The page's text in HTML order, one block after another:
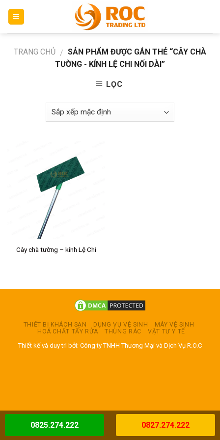
TRANG CHỦ / SẢN PHẨM ĐƯỢC GẮN THẺ “CÂY CHÀ
TƯỜNG - KÍNH LỆ CHI NỐI DÀI”
LỌC
Cây chà tường – kính Lệ Chi
THIẾT BỊ KHÁCH SẠN DỤNG VỤ VỆ SINH
MÁY VỆ SINH
HOÁ CHẤT TẨY RỬA
THÙNG RÁC VẬT TƯ Y TẾ
Thiết kế và duy trì bởi: Công ty TNHH Thương Mại và Dịch Vụ R.O.C
0825.274.222 0827.274.222